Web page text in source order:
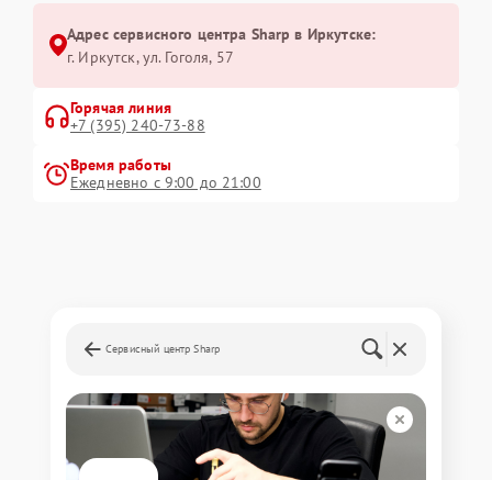
Адрес сервисного центра Sharp в Иркутске:
г. Иркутск, ул. ​Гоголя, 57
Горячая линия
+7 (395) 240-73-88
Время работы
Ежедневно с 9:00 до 21:00
Сервисный центр Sharp